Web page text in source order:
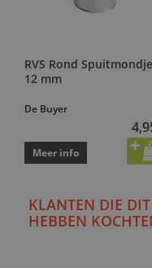
RVS Rond Spuitmondje
12 mm
De Buyer
Meer info
KLANTEN DIE
HEBBEN